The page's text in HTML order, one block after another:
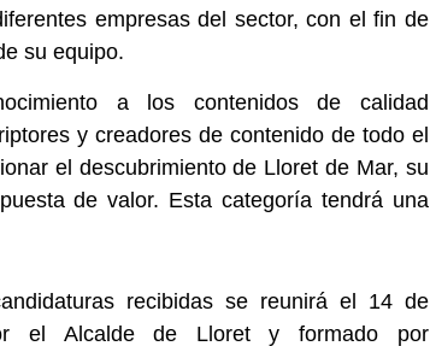
empresas del sector, con el fin de
su equipo.
a los contenidos de calidad
y creadores de contenido de todo el
el descubrimiento de Lloret de Mar, su
de valor. Esta categoría tendrá una
recibidas se reunirá el 14 de
el Alcalde de Lloret y formado por